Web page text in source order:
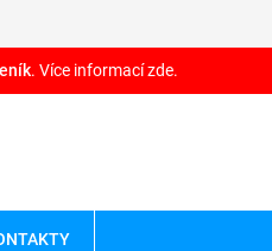
. Více informací zde.